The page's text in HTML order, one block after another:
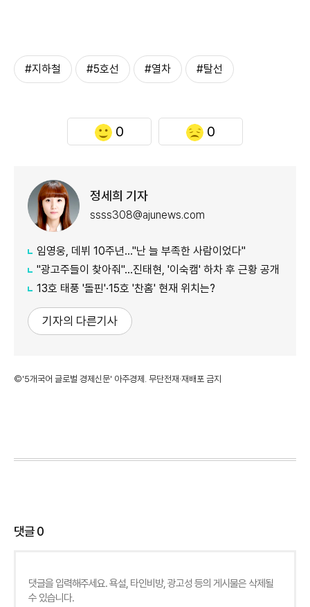
#지하철 #5호선 #열차 #탈선
0 0
정세희 기자
ssss308@ajunews.com
임영웅, 데뷔 10주년…"난 늘 부족한 사람이었다"
"광고주들이 찾아줘"…진태현, '이숙캠' 하차 후 근황 공개
13호 태풍 '돌핀'·15호 '찬홈' 현재 위치는?
기자의 다른기사
©'5개국어 글로벌 경제신문' 아주경제. 무단전재·재배포 금지
댓글0